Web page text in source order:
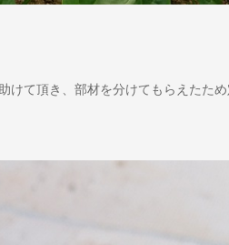
けて頂き、部材を分けてもらえたた